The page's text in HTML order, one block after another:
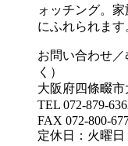
ォッチング。
にふれられます
お問い合わせ
く）
大阪府四條畷市
TEL 072-879-
FAX 072-800-
定休日：火曜